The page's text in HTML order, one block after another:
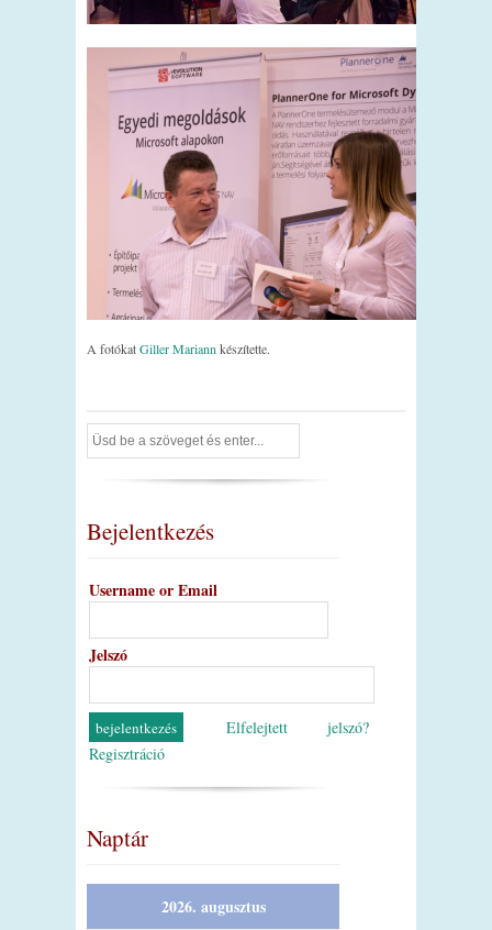
A fotókatGiller Mariann készítette.
Bejelentkezés
Username or Email
Jelszó
Elfelejtett jelszó?
Regisztráció
Naptár
2026. augusztus